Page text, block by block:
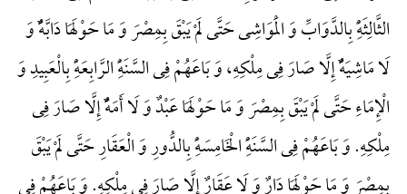
الثَّالِثَهًِْ بِالدَّوَابِّ وَ الْمَوَاشِی حَتَّی لَمْ یَبْقَ بِمِصْرَ وَ مَا حَوْلَهَا دَابَّهًٌْ وَ
لَا مَاشِیَهًٌْ إِلَّا صَارَ فِی مِلْکِهِ، وَ بَاعَهُمْ فِی السَّنَهًِْ الرَّابِعَهًِْ بِالْعَبِیدِ وَ
الْإِمَاءِ حَتَّی لَمْ یَبْقَ بِمِصْرَ وَ مَا حَوْلَهَا عَبْدٌ وَ لَا أَمَهًٌْ إِلَّا صَارَ فِی
مِلْکِهِ. وَ بَاعَهُمْ فِی السَّنَهًِْ الْخَامِسَهًِْ بِالدُّورِ وَ الْعَقَارِ حَتَّی لَمْ یَبْقَ